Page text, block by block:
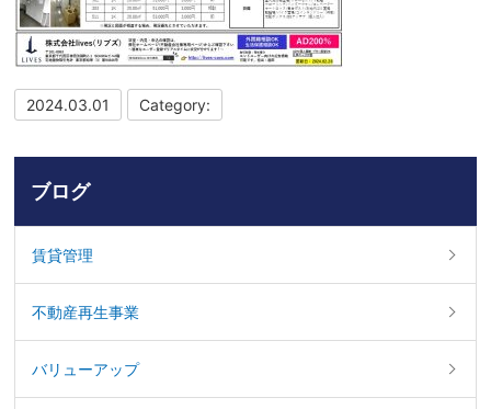
2024.03.01 Category:
ブログ
賃貸管理
不動産再生事業
バリューアップ